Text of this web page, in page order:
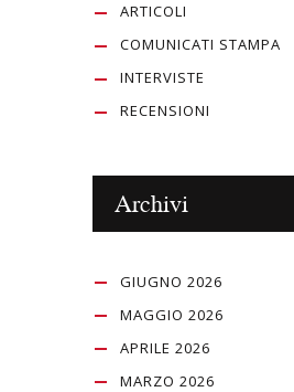
ARTICOLI
COMUNICATI STAMPA
INTERVISTE
RECENSIONI
Archivi
GIUGNO 2026
MAGGIO 2026
APRILE 2026
MARZO 2026